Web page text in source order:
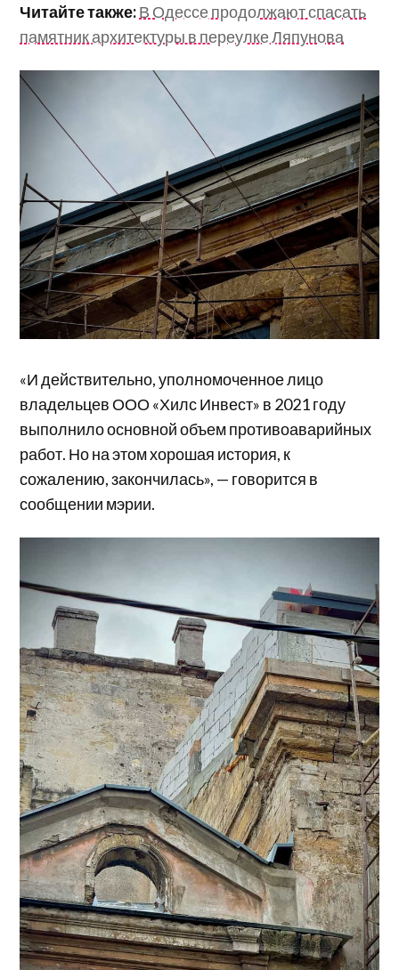
Читайте также:В Одессе продолжают спасать
памятник архитектуры в переулке Ляпунова
«И действительно, уполномоченное лицо
владельцев ООО «Хилс Инвест» в 2021 году
выполнило основной объем противоаварийных
работ. Но на этом хорошая история, к
сожалению, закончилась», — говорится в
сообщении мэрии.